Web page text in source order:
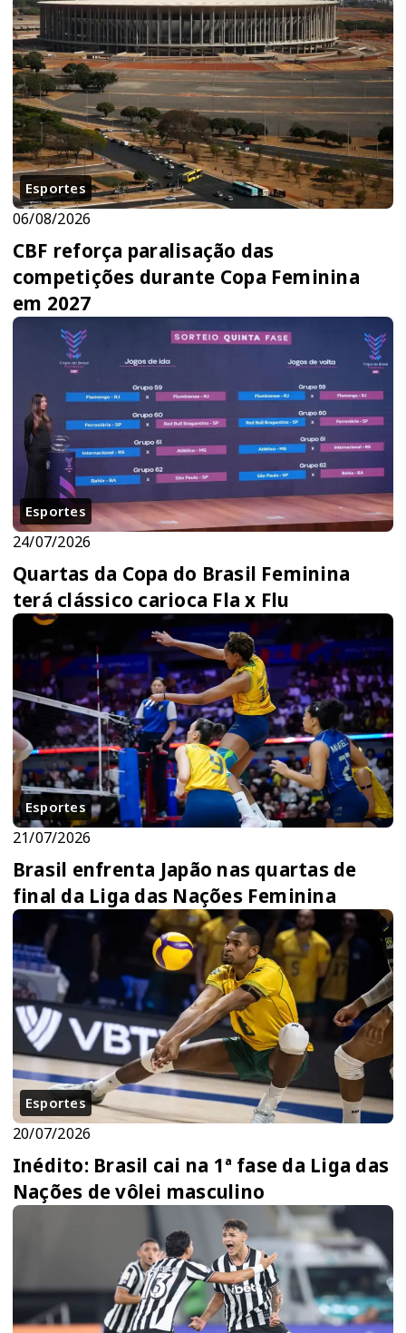
Esportes
06/08/2026
CBF reforça paralisação das
competições durante Copa Feminina
em 2027
Esportes
24/07/2026
Quartas da Copa do Brasil Feminina
terá clássico carioca Fla x Flu
Esportes
21/07/2026
Brasil enfrenta Japão nas quartas de
final da Liga das Nações Feminina
Esportes
20/07/2026
Inédito: Brasil cai na 1ª fase da Liga das
Nações de vôlei masculino